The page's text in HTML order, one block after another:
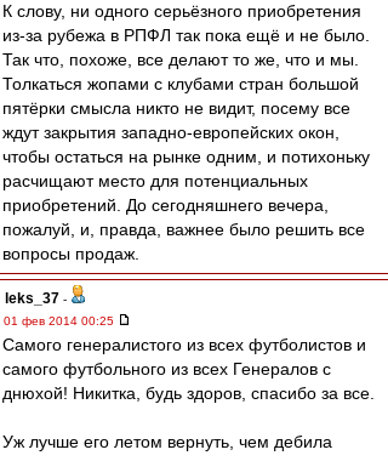
К слову, ни одного серьёзного приобретения
из-за рубежа в РПФЛ так пока ещё и не было.
Так что, похоже, все делают то же, что и мы.
Толкаться жопами с клубами стран большой
пятёрки смысла никто не видит, посему все
ждут закрытия западно-европейских окон,
чтобы остаться на рынке одним, и потихоньку
расчищают место для потенциальных
приобретений. До сегодняшнего вечера,
пожалуй, и, правда, важнее было решить все
вопросы продаж.
leks_37 -
01 фев 2014 00:25
Самого генералистого из всех футболистов и
самого футбольного из всех Генералов с
днюхой! Никитка, будь здоров, спасибо за все.
Уж лучше его летом вернуть, чем дебила